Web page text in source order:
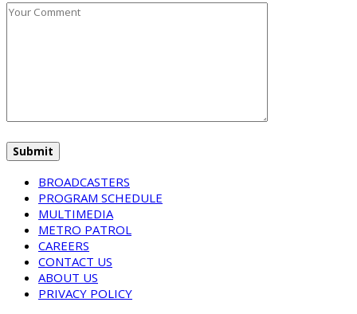
BROADCASTERS
PROGRAM SCHEDULE
MULTIMEDIA
METRO PATROL
CAREERS
CONTACT US
ABOUT US
PRIVACY POLICY